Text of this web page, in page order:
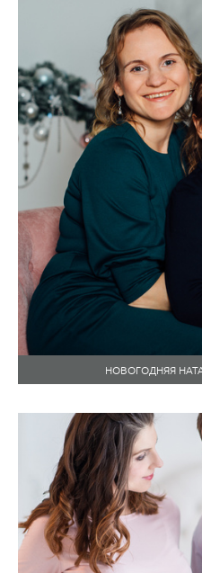
НОВОГОДНЯЯ